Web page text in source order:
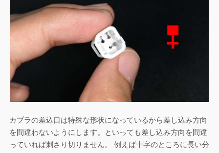
カプラの差込口は特殊な形状になっているから差し込み方向
を間違わないようにします。といっても差し込み方向を間違
っていれば刺さり切りません。 例えば十字のところに長い分